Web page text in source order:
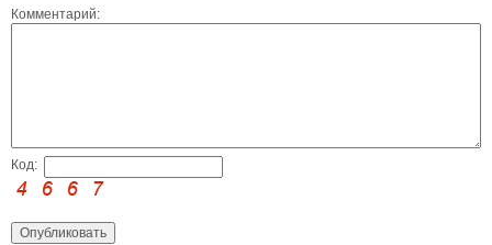
Комментарий:
Код: